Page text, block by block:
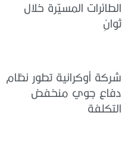
الطائرات المسيّرة خلال
ثوانٍ
شركة أوكرانية تطور نظام
دفاع جوي منخفض
التكلفة